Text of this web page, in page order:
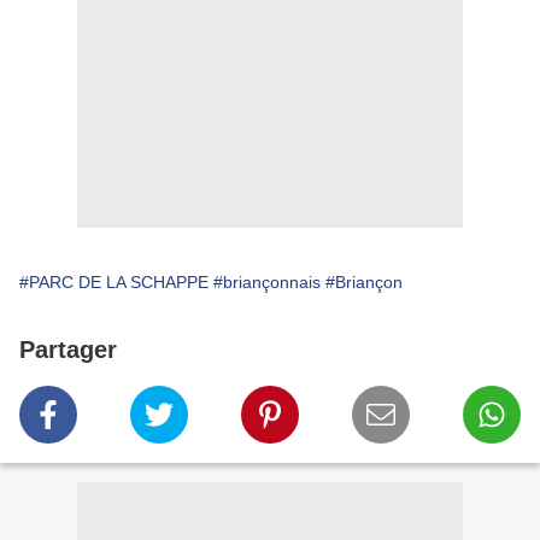
#PARC DE LA SCHAPPE #briançonnais #Briançon
Partager